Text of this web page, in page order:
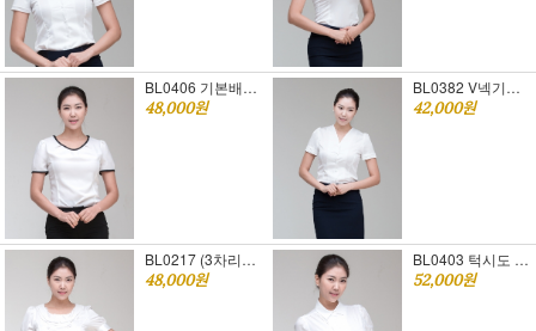
BL0406 기본배색 반팔블라우스 [승무원면접복장추천]
48,000원
BL0382 V넥기본 반팔블라우스 [승무원면접복장추천]
42,000원
BL0217 (3차리오더)긴팔로 이미 인정받은 블라우스
48,000원
BL0403 턱시도 반팔블라우스 [승무원면접복장추천]
52,000원